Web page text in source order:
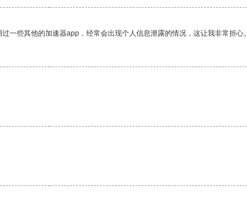
一些其他的加速器app，经常会出现个人信息泄露的情况，这让我非常担心。